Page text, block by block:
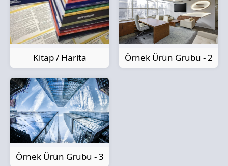
Kitap / Harita Örnek Ürün Grubu - 2
Örnek Ürün Grubu - 3